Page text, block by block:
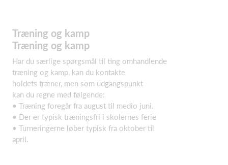
Træning og kamp
Træning og kamp
Har du særlige spørgsmål til ting omhandlende
træning og kamp, kan du kontakte
holdets træner, men som udgangspunkt
kan du regne med følgende:
• Træning foregår fra august til medio juni.
• Der er typisk træningsfri i skolernes ferie
• Turneringerne løber typisk fra oktober til
april.